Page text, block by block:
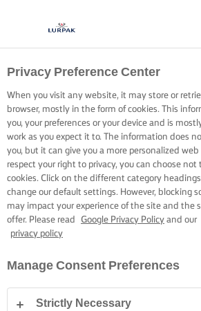
Privacy Preference Center
When you visit any website, it may store or
browser, mostly in the form of cookies. This
you, your preferences or your device and is
work as you expect it to. The information does
you, but it can give you a more personalized web
respect your right to privacy, you can choose
cookies. Click on the different category
change our default settings. However, blocking
may impact your experience of the site and the
offer. Please read
Google Privacy Policy and our
privacy policy
Manage Consent Preferences
Strictly Necessary